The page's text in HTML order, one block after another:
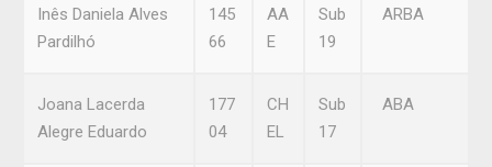
Inês Daniela Alves
Pardilhó
145
66
AA
E
Sub
19
ARBA
Joana Lacerda
Alegre Eduardo
177
04
CH
EL
Sub
17
ABA